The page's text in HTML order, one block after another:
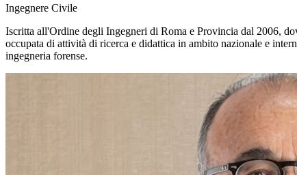
Ingegnere Civile
Iscritta all'Ordine degli Ingegneri di Roma e Provincia dal 2006,
occupata di attività di ricerca e didattica in ambito nazionale e
ingegneria forense.